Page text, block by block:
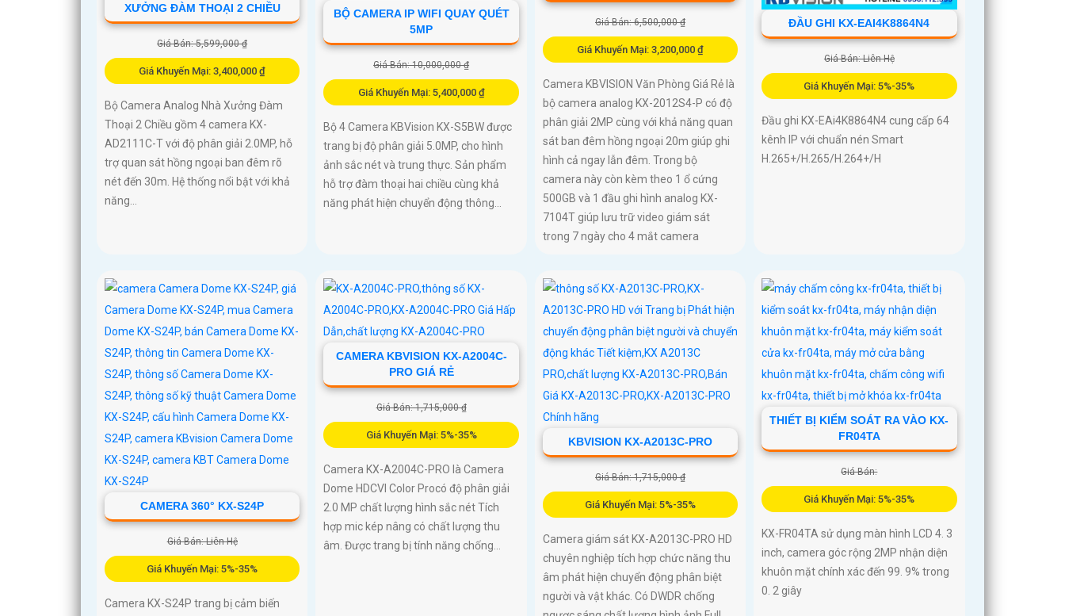
XƯỞNG ĐÀM THOẠI 2 CHIỀU
Giá Bán: 5,599,000 ₫
Giá Khuyến Mại: 3,400,000 ₫
Bộ Camera Analog Nhà Xưởng Đàm
Thoại 2 Chiều gồm 4 camera KX-
AD2111C-T với độ phân giải 2.0MP, hỗ
trợ quan sát hồng ngoại ban đêm rõ
nét đến 30m. Hệ thống nổi bật với khả
năng...
BỘ CAMERA IP WIFI QUAY QUÉT
5MP
Giá Bán: 10,000,000 ₫
Giá Khuyến Mại: 5,400,000 ₫
Bộ 4 Camera KBVision KX-S5BW được
trang bị độ phân giải 5.0MP, cho hình
ảnh sắc nét và trung thực. Sản phẩm
hỗ trợ đàm thoại hai chiều cùng khả
năng phát hiện chuyển động thông...
Giá Bán: 6,500,000 ₫
Giá Khuyến Mại: 3,200,000 ₫
Camera KBVISION Văn Phòng Giá Rẻ là
bộ camera analog KX-2012S4-P có độ
phân giải 2MP cùng với khả năng quan
sát ban đêm hồng ngoại 20m giúp ghi
hình cả ngay lẫn đêm. Trong bộ
camera này còn kèm theo 1 ổ cứng
500GB và 1 đầu ghi hình analog KX-
7104T giúp lưu trữ video giám sát
trong 7 ngày cho 4 mắt camera
ĐẦU GHI KX-EAI4K8864N4
Giá Bán: Liên Hệ
Giá Khuyến Mại: 5%-35%
Đầu ghi KX-EAi4K8864N4 cung cấp 64
kênh IP với chuẩn nén Smart
H.265+/H.265/H.264+/H
CAMERA 360° KX-S24P
Giá Bán: Liên Hệ
Giá Khuyến Mại: 5%-35%
Camera KX-S24P trang bị cảm biến
CAMERA KBVISION KX-A2004C-
PRO GIÁ RẺ
Giá Bán: 1,715,000 ₫
Giá Khuyến Mại: 5%-35%
Camera KX-A2004C-PRO là Camera
Dome HDCVI Color Procó độ phân giải
2.0 MP chất lượng hình sắc nét Tích
hợp mic kép nâng có chất lượng thu
âm. Được trang bị tính năng chống...
KBVISION KX-A2013C-PRO
Giá Bán: 1,715,000 ₫
Giá Khuyến Mại: 5%-35%
Camera giám sát KX-A2013C-PRO HD
chuyên nghiệp tích hợp chức năng thu
âm phát hiện chuyển động phân biệt
người và vật khác. Có DWDR chống
THIẾT BỊ KIỂM SOÁT RA VÀO KX-
FR04TA
Giá Bán:
Giá Khuyến Mại: 5%-35%
KX-FR04TA sử dụng màn hình LCD 4. 3
inch, camera góc rộng 2MP nhận diện
khuôn mặt chính xác đến 99. 9% trong
0. 2 giây